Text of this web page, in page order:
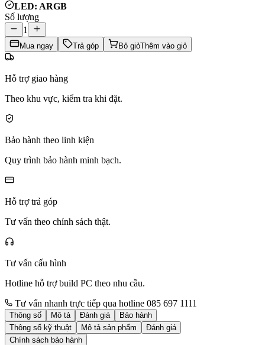
LED: ARGB
Số lượng
1
Mua ngay Trả góp Bỏ giỏThêm vào giỏ
Hỗ trợ giao hàng
Theo khu vực, kiểm tra khi đặt.
Bảo hành theo linh kiện
Quy trình bảo hành minh bạch.
Hỗ trợ trả góp
Tư vấn theo chính sách thật.
Tư vấn cấu hình
Hotline hỗ trợ build PC theo nhu cầu.
Tư vấn nhanh trực tiếp qua hotline 085 697 1111
Thông số Mô tả Đánh giá
Bảo hành
Thông số kỹ thuật
Mô tả sản phẩm
Đánh giá
Chính sách bảo hành